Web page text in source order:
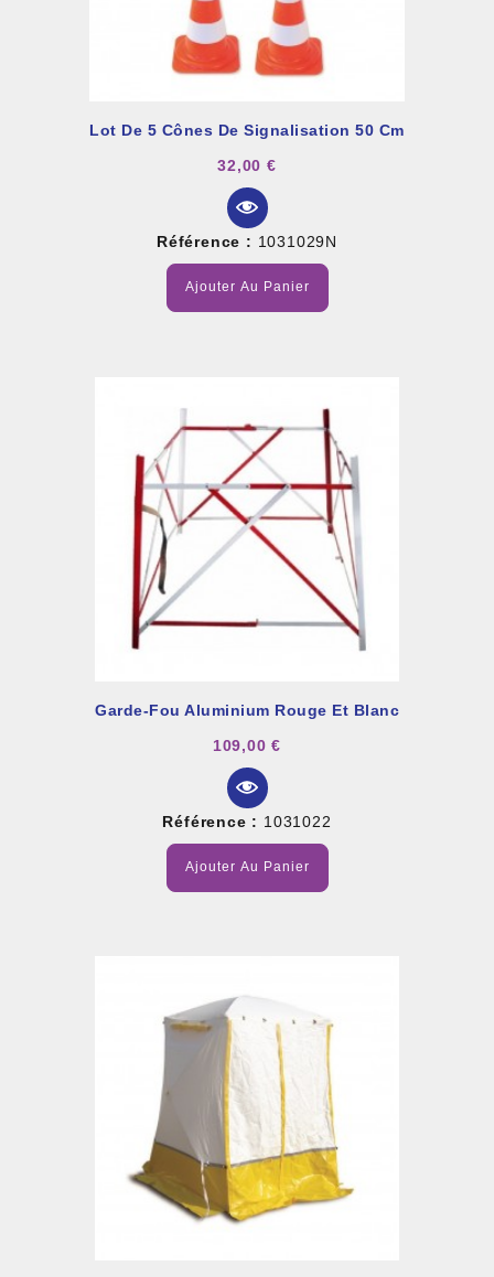
Lot De 5 Cônes De Signalisation 50 Cm
32,00 €
Référence : 1031029N
Ajouter Au Panier
Garde-Fou Aluminium Rouge Et Blanc
109,00 €
Référence : 1031022
Ajouter Au Panier